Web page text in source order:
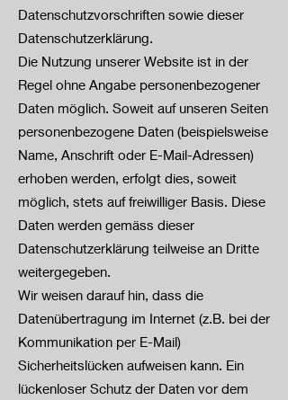
Datenschutzvorschriften sowie dieser
Datenschutzerklärung.
Die Nutzung unserer Website ist in der
Regel ohne Angabe personenbezogener
Daten möglich. Soweit auf unseren Seiten
personenbezogene Daten (beispielsweise
Name, Anschrift oder E-Mail-Adressen)
erhoben werden, erfolgt dies, soweit
möglich, stets auf freiwilliger Basis. Diese
Daten werden gemäss dieser
Datenschutzerklärung teilweise an Dritte
weitergegeben.
Wir weisen darauf hin, dass die
Datenübertragung im Internet (z.B. bei der
Kommunikation per E-Mail)
Sicherheitslücken aufweisen kann. Ein
lückenloser Schutz der Daten vor dem